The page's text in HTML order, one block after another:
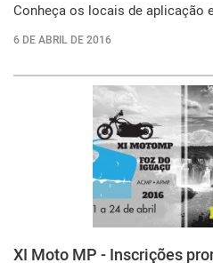
Conheça os locais de aplicação
6 DE ABRIL DE 2016
XI Moto MP - Inscrições